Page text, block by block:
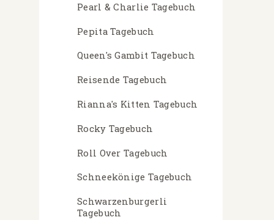
Pearl & Charlie Tagebuch
Pepita Tagebuch
Queen's Gambit Tagebuch
Reisende Tagebuch
Rianna's Kitten Tagebuch
Rocky Tagebuch
Roll Over Tagebuch
Schneekönige Tagebuch
Schwarzenburgerli
Tagebuch